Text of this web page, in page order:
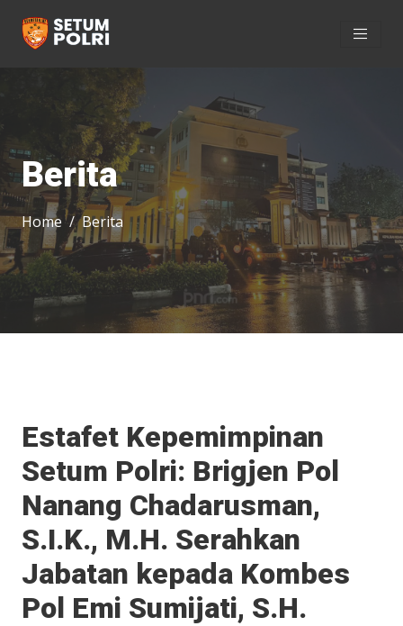
Berita
Home Berita
Estafet Kepemimpinan
Setum Polri: Brigjen Pol
Nanang Chadarusman,
S.I.K., M.H. Serahkan
Jabatan kepada Kombes
Pol Emi Sumijati, S.H.